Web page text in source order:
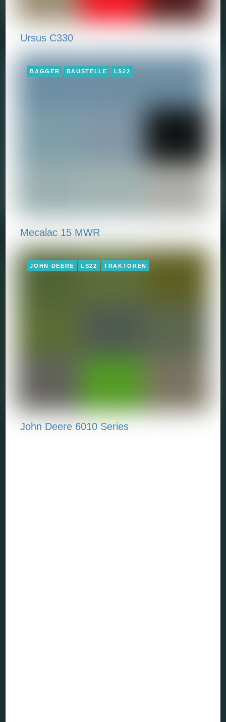
Ursus C330
BAGGER BAUSTELLE LS22
Mecalac 15 MWR
JOHN DEERE LS22 TRAKTOREN
John Deere 6010 Series